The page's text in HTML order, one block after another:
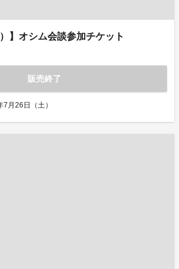
】オシム会談参加チケット
販売終了
月26日（土）